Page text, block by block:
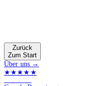
Zurück
Zum Start
Über uns →
★★★★★